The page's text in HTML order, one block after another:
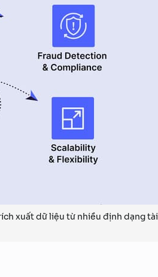
xuất dữ liệu từ nhiều định dạng tài